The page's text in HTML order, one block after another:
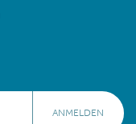
ANMELDEN